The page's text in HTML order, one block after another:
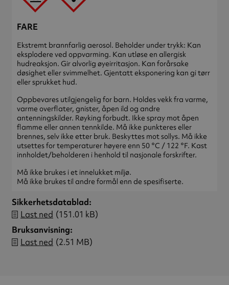
FARE
Ekstremt brannfarlig aerosol. Beholder under trykk: Kan
eksplodere ved oppvarming. Kan utløse en allergisk
hudreaksjon. Gir alvorlig øyeirritasjon. Kan forårsake
døsighet eller svimmelhet. Gjentatt eksponering kan gi tørr
eller sprukket hud.
Oppbevares utilgjengelig for barn. Holdes vekk fra varme,
varme overflater, gnister, åpen ild og andre
antenningskilder. Røyking forbudt. Ikke spray mot åpen
flamme eller annen tennkilde. Må ikke punkteres eller
brennes, selv ikke etter bruk. Beskyttes mot sollys. Må ikke
utsettes for temperaturer høyere enn 50 °C / 122 °F. Kast
innholdet/beholderen i henhold til nasjonale forskrifter.
Må ikke brukes i et innelukket miljø.
Må ikke brukes til andre formål enn de spesifiserte.
Sikkerhetsdatablad
Last ned (151.01 kB)
Bruksanvisning
Last ned (2.51 MB)